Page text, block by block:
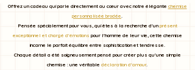
Offrez un cadeau qui parle directement au cœur avec notre élégante chemise
personnalisée brodée
Pensée spécialement pour vous, qui êtes à la recherche d'un présent
exceptionnel et chargé d'émotions pour l'homme de leur vie, cette chemise
incarne le parfait équilibre entre sophistication et tendresse.
Chaque détail a été soigneusement pensé pour créer plus qu'une simple
chemise : une véritable déclaration d'amour.